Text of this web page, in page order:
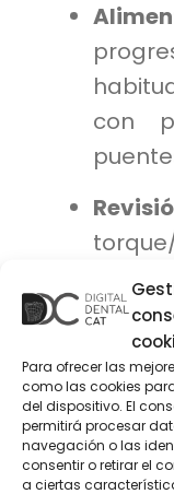
Para ofrecer las
como las cookies
del dispositivo. El
permitirá procesar
navegación o las
consentir o retirar el
a ciertas
con
Meses 6 a
La